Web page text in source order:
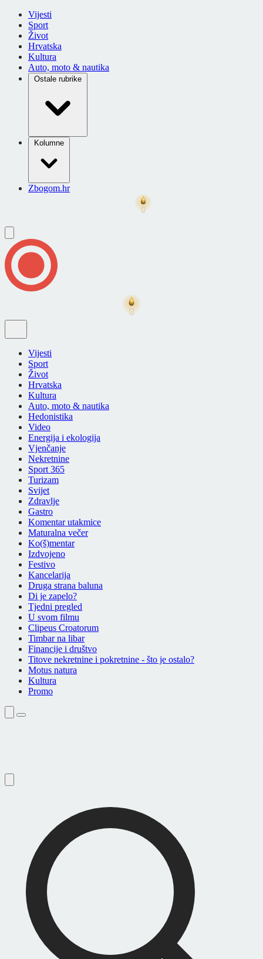
Vijesti
Sport
Život
Hrvatska
Kultura
Auto, moto & nautika
Ostale rubrike
Kolumne
Zbogom.hr
Vijesti
Sport
Život
Hrvatska
Kultura
Auto, moto & nautika
Hedonistika
Video
Energija i ekologija
Vjenčanje
Nekretnine
Sport 365
Turizam
Svijet
Zdravlje
Gastro
Komentar utakmice
Maturalna večer
Ko(š)mentar
Izdvojeno
Festivo
Kancelarija
Druga strana baluna
Di je zapelo?
Tjedni pregled
U svom filmu
Clipeus Croatorum
Timbar na libar
Financije i društvo
Titove nekretnine i pokretnine - što je ostalo?
Motus natura
Kultura
Promo